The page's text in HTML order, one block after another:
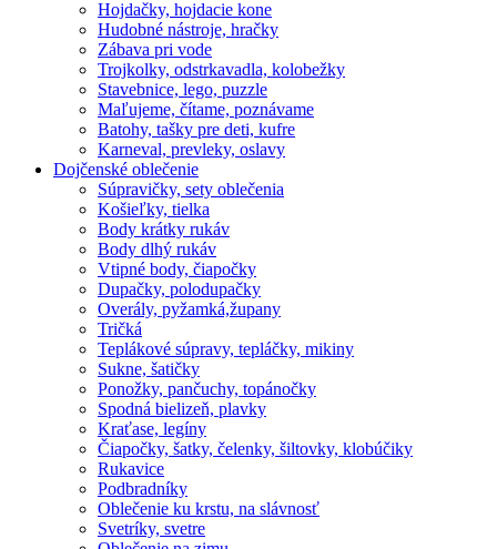
Hojdačky, hojdacie kone
Hudobné nástroje, hračky
Zábava pri vode
Trojkolky, odstrkavadla, kolobežky
Stavebnice, lego, puzzle
Maľujeme, čítame, poznávame
Batohy, tašky pre deti, kufre
Karneval, prevleky, oslavy
Dojčenské oblečenie
Súpravičky, sety oblečenia
Košieľky, tielka
Body krátky rukáv
Body dlhý rukáv
Vtipné body, čiapočky
Dupačky, polodupačky
Overály, pyžamká,župany
Tričká
Teplákové súpravy, tepláčky, mikiny
Sukne, šatičky
Ponožky, pančuchy, topánočky
Spodná bielizeň, plavky
Kraťase, legíny
Čiapočky, šatky, čelenky, šiltovky, klobúčiky
Rukavice
Podbradníky
Oblečenie ku krstu, na slávnosť
Svetríky, svetre